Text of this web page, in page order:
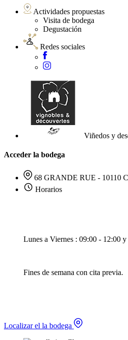
Actividades propuestas
Visita de bodega
Degustación
Redes sociales
Viñedos y
Acceder la bodega
68 GRANDE RUE - 10110
Horarios
Lunes a Viernes : 09:00 - 12:00
Fines de semana con cita previa.
Localizar el la bodega